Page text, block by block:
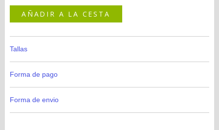
AÑADIR A LA CESTA
Tallas
Forma de pago
Forma de envio